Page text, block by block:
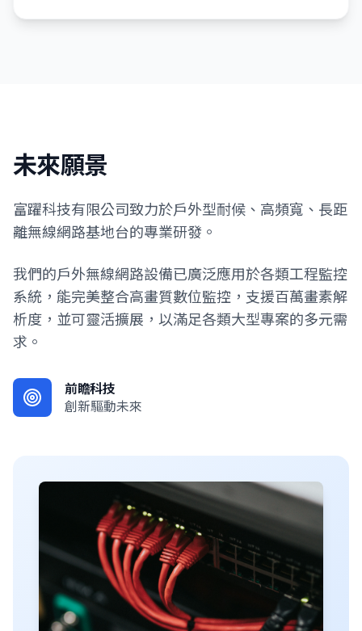
未來願景
富躍科技有限公司致力於戶外型耐候、高頻寬、長距
離無線網路基地台的專業研發。
我們的戶外無線網路設備已廣泛應用於各類工程監控
系統，能完美整合高畫質數位監控，支援百萬畫素解
析度，並可靈活擴展，以滿足各類大型專案的多元需
求。
前瞻科技
創新驅動未來